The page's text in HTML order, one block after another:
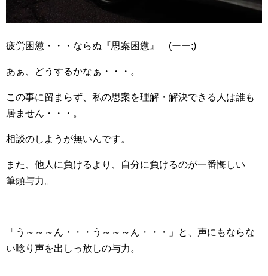
疲労困憊・・・ならぬ『思案困憊』 (ーー;)
あぁ、どうするかなぁ・・・。
この事に留まらず、私の思案を理解・解決できる人は誰も
居ません・・・。
相談のしようが無いんです。
また、他人に負けるより、自分に負けるのが一番悔しい
筆頭与力。
「う～～～ん・・・う～～～ん・・・」と、声にもならな
い唸り声を出しっ放しの与力。